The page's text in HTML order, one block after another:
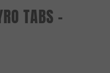
TABS -